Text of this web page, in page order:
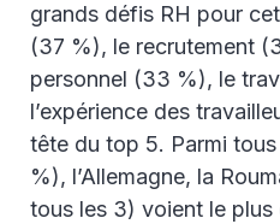
grands défis RH pour
(37 %), le recrutement
personnel (33 %), le
l’expérience des
tête du top 5. Parmi
%), l’Allemagne, la
tous les 3) voient le